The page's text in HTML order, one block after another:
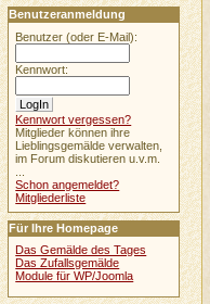
Benutzeranmeldung
Benutzer (oder E-Mail):
Kennwort:
Kennwort vergessen?
Mitglieder können ihre
Lieblingsgemälde verwalten,
im Forum diskutieren u.v.m.
Schon angemeldet?
Mitgliederliste
Für Ihre Homepage
Das Gemälde des Tages
Das Zufallsgemälde
Module für WP/Joomla